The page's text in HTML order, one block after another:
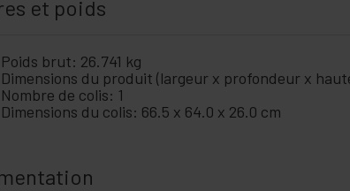
et poids
Poids brut: 26.741 kg
Dimensions du produit (largeur x profondeur x
Nombre de colis: 1
Dimensions du colis: 66.5 x 64.0 x 26.0 cm